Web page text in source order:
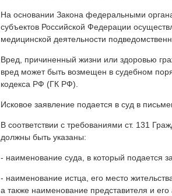
На основании Закона федеральными
субъектов Российской Федерации
медицинской деятельности
Вред, причиненный жизни или здоровью
вред может быть возмещен в судебном
кодекса РФ (ГК РФ).
Исковое заявление подается в суд в
В соответствии с требованиями ст. 131
должны быть указаны:
- наименование суда, в который подается
- наименование истца, его место
а также наименование представителя и